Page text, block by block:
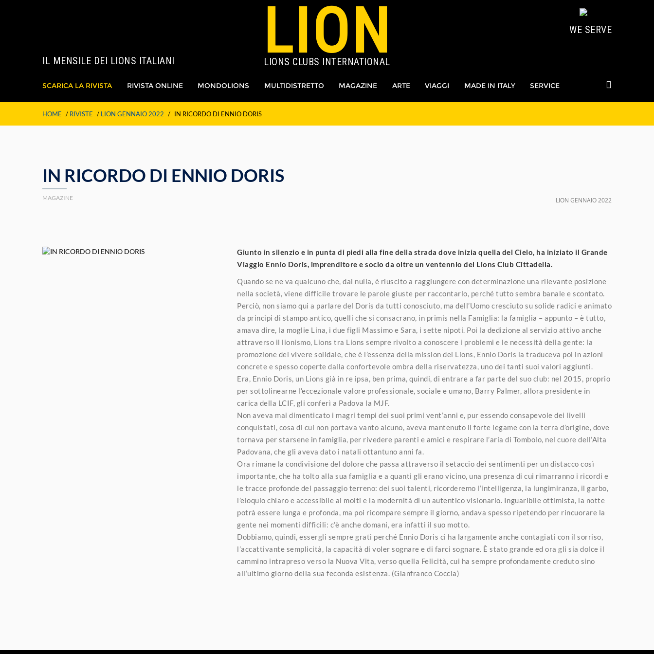
IL MENSILE DEI LIONS ITALIANI LION
LIONS CLUBS INTERNATIONAL
WE SERVE
SCARICA LA RIVISTA RIVISTA ONLINE MONDOLIONS MULTIDISTRETTO MAGAZINE ARTE VIAGGI MADE IN ITALY SERVICE
HOME / RIVISTE / LION GENNAIO 2022 / IN RICORDO DI ENNIO DORIS
IN RICORDO DI ENNIO DORIS
MAGAZINE LION GENNAIO 2022
Giunto in silenzio e in punta di piedi alla fine della strada dove inizia quella del Cielo, ha iniziato il Grande
Viaggio Ennio Doris, imprenditore e socio da oltre un ventennio del Lions Club Cittadella.
Quando se ne va qualcuno che, dal nulla, è riuscito a raggiungere con determinazione una rilevante posizione
nella società, viene difficile trovare le parole giuste per raccontarlo, perché tutto sembra banale e scontato.
Perciò, non siamo qui a parlare del Doris da tutti conosciuto, ma dell’Uomo cresciuto su solide radici e animato
da principi di stampo antico, quelli che si consacrano, in primis nella Famiglia: la famiglia – appunto – è tutto,
amava dire, la moglie Lina, i due figli Massimo e Sara, i sette nipoti. Poi la dedizione al servizio attivo anche
attraverso il lionismo, Lions tra Lions sempre rivolto a conoscere i problemi e le necessità della gente: la
promozione del vivere solidale, che è l’essenza della mission dei Lions, Ennio Doris la traduceva poi in azioni
concrete e spesso coperte dalla confortevole ombra della riservatezza, uno dei tanti suoi valori aggiunti.
Era, Ennio Doris, un Lions già in re ipsa, ben prima, quindi, di entrare a far parte del suo club: nel 2015, proprio
per sottolinearne l’eccezionale valore professionale, sociale e umano, Barry Palmer, allora presidente in
carica della LCIF, gli conferì a Padova la MJF.
Non aveva mai dimenticato i magri tempi dei suoi primi vent’anni e, pur essendo consapevole dei livelli
conquistati, cosa di cui non portava vanto alcuno, aveva mantenuto il forte legame con la terra d’origine, dove
tornava per starsene in famiglia, per rivedere parenti e amici e respirare l’aria di Tombolo, nel cuore dell’Alta
Padovana, che gli aveva dato i natali ottantuno anni fa.
Ora rimane la condivisione del dolore che passa attraverso il setaccio dei sentimenti per un distacco così
importante, che ha tolto alla sua famiglia e a quanti gli erano vicino, una presenza di cui rimarranno i ricordi e
le tracce profonde del passaggio terreno: dei suoi talenti, ricorderemo l’intelligenza, la lungimiranza, il garbo,
l’eloquio chiaro e accessibile ai molti e la modernità di un autentico visionario. Inguaribile ottimista, la notte
potrà essere lunga e profonda, ma poi ricompare sempre il giorno, andava spesso ripetendo per rincuorare la
gente nei momenti difficili: c’è anche domani, era infatti il suo motto.
Dobbiamo, quindi, essergli sempre grati perché Ennio Doris ci ha largamente anche contagiati con il sorriso,
l’accattivante semplicità, la capacità di voler sognare e di farci sognare. È stato grande ed ora gli sia dolce il
cammino intrapreso verso la Nuova Vita, verso quella Felicità, cui ha sempre profondamente creduto sino
all’ultimo giorno della sua feconda esistenza. (Gianfranco Coccia)